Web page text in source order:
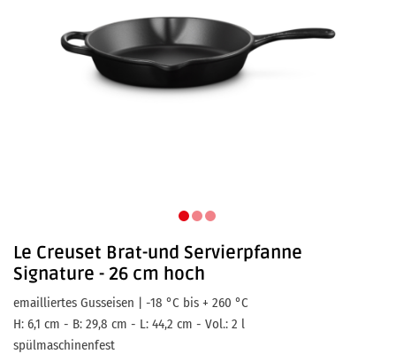
Le Creuset Brat-und Servierpfanne
Signature - 26 cm hoch
emailliertes Gusseisen | -18 °C bis + 260 °C
H: 6,1 cm - B: 29,8 cm - L: 44,2 cm - Vol.: 2 l
spülmaschinenfest